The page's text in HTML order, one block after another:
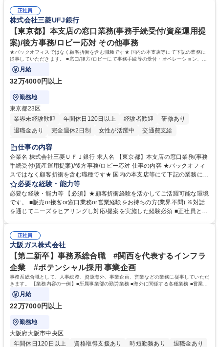
道路施設や道路工事現場の見学ツアー事業 ※入社後は上記いずれかの部門
へ配属。※業務内容変更の範囲：会社の定める業務 募集職種 【都庁グル
ープ】総合職（事務）◇残業月平均9時間未満／有給年平均16日取得
部門など多岐に渡る業務を経験できます。 ■様々なプロジェクト：駐車場
事業の他、新宿駅西口広場内に設置された照明を兼ねた広告「ブライトサ
イン」の管理運営を行うなど、事業収益を生み出す活動を積極的に行って
います。 学歴・資格 学歴：大学院 大学 高専 短大 専修学校 高校 語学力：
資格：
正社員
株式会社三菱UFJ銀行
【東京都】本支店の窓口業務(事務手続受付/資産運用提
案)/後方事務/ロビー応対 その他事務
★バックオフィスではなく顧客折衝を含む職種です★ 国内の本支店等にて下記の業務に
従事していただきます。 ■窓口/後方/ロビーにて事務手続等の受付・オペレーション、お
客様対応
月給
32万4000円以上
勤務地
東京都23区
業界未経験歓迎
年間休日120日以上 経験者歓迎
研修あり
退職金あり
完全週休2日制 女性が活躍中
交通費支給
土日祝休み
仕事の内容
企業名 株式会社三菱ＵＦＪ銀行 求人名 【東京都】本支店の窓口業務(事務
手続受付/資産運用提案)/後方事務/ロビー応対 仕事の内容 ★バックオフィ
スではなく顧客折衝を含む職種です★ 国内の本支店等にて下記の業務に従
事していただきます。 ■窓口/後方/ロビーにて事務手続等の受付・オペレ
ーション、お客様対応 ■窓口にて、ご来店された個人のお客様に対して金
融商品のご提案 ■効率的な事務運用の検討・構築等 ≪業務紹介：ご応募前
に必ずご覧ください≫ ※記事 https://www.mysite.bk.mufg.jp/career/circle/
必要な経験・能力等
必要な経験・能力等 【必須】★顧客折衝経験を活かしてご活躍可能な環境
です。 ■販売or接客or窓口業務or営業経験をお持ちの方(業界不問) ※対話
を通じてニーズをヒアリングし対応/提案を実施した経験必須 ■正社員とし
るので安心して入行いただけます。 幅広いキャリアの選択肢があり、公募
や社内副業等を活用し、 一人ひとりが挑戦できるカルチャーが浸透してい
ます。 学歴・資格 学歴：大学院 大学 高専 短大 専修学校 高校 語学力：
資格：
正社員
大阪ガス株式会社
【第二新卒】事務系総合職 #関西を代表するインフラ
企業 #ポテンシャル採用 事業企画
事務系総合職として、人事総務、資源海外、事業企画、営業などの業務に従事していただ
きます。 【業務内容の一例】■所属事業部の勤労業務 ■海外に関係する各種業務 ■営業部
門の企画スタッフ、ルート営業
月給
22万7000円以上
勤務地
大阪府大阪市中央区
年間休日120日以上
資格取得支援あり 時短勤務あり
退職金あり